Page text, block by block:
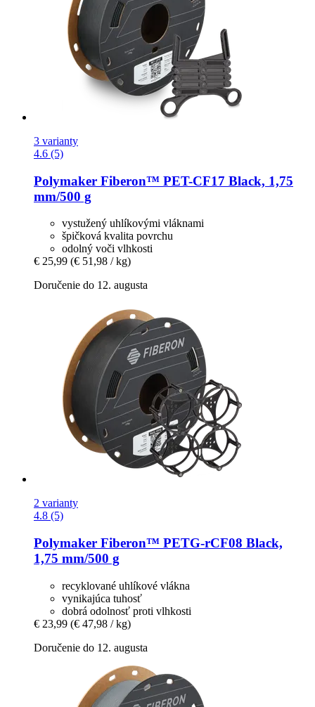
3 varianty
4.6 (5)
Polymaker Fiberon™ PET-​CF17 Black, 1,75
mm/500 g
vystužený uhlíkovými vláknami
špičková kvalita povrchu
odolný voči vlhkosti
€ 25,99 (€ 51,98 / kg)
Doručenie do 12. augusta
2 varianty
4.8 (5)
Polymaker Fiberon™ PETG-​rCF08 Black,
1,75 mm/500 g
recyklované uhlíkové vlákna
vynikajúca tuhosť
dobrá odolnosť proti vlhkosti
€ 23,99 (€ 47,98 / kg)
Doručenie do 12. augusta